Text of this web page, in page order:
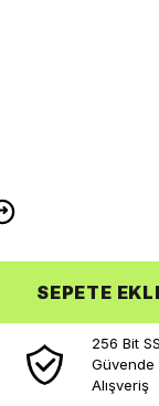
SEPETE
256 Bit
Güvende
Alışveriş